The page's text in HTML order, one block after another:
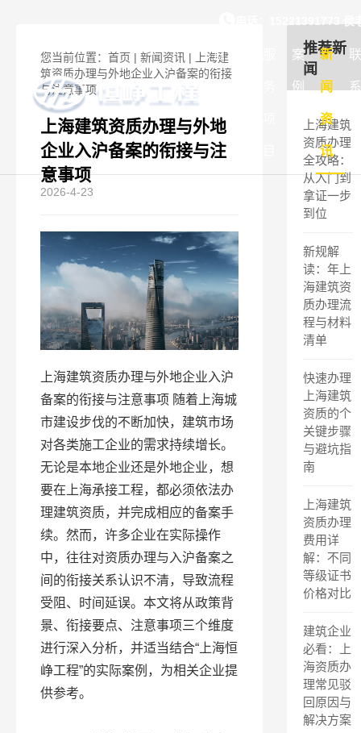
首 案
例
示
新
闻
资
讯
您当前位置： 首页 | 新闻资讯 |
上海建
筑资质办理与外地企业入沪备案的衔接
与注意事项
上海建筑资质办理与外地
企业入沪备案的衔接与注
意事项
2026-4-23
上海建筑资质办理与外地企业入沪
备案的衔接与注意事项 随着上海城
市建设步伐的不断加快，建筑市场
对各类施工企业的需求持续增长。
无论是本地企业还是外地企业，想
要在上海承接工程，都必须依法办
理建筑资质，并完成相应的备案手
续。然而，许多企业在实际操作
中，往往对资质办理与入沪备案之
间的衔接关系认识不清，导致流程
受阻、时间延误。本文将从政策背
景、衔接要点、注意事项三个维度
进行深入分析，并适当结合“上海恒
峥工程”的实际案例，为相关企业提
供参考。
推荐新
闻
上海建筑
资质办理
全攻略：
从入门到
拿证一步
到位
新规解
读：年上
海建筑资
质办理流
程与材料
清单
快速办理
上海建筑
资质的个
关键步骤
与避坑指
南
上海建筑
资质办理
费用详
解：不同
等级证书
价格对比
建筑企业
必看：上
海资质办
理常见驳
回原因与
解决方案